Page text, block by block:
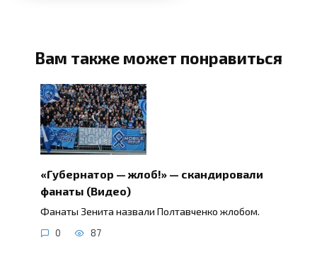
Вам также может понравиться
«Губернатор — жлоб!» — скандировали
фанаты (Видео)
Фанаты Зенита назвали Полтавченко жлобом.
0 87